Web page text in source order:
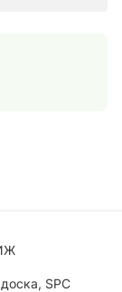
SPC